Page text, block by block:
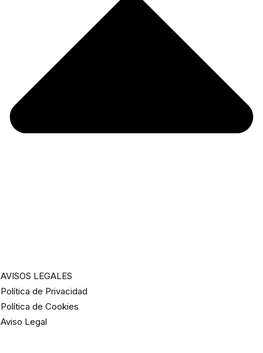
AVISOS LEGALES
Política de Privacidad
Política de Cookies
Aviso Legal